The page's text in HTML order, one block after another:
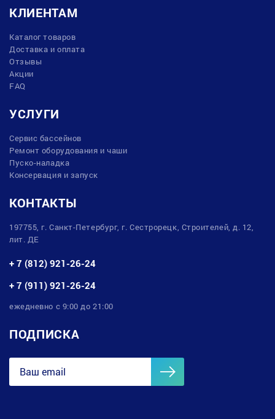
КЛИЕНТАМ
Каталог товаров
Доставка и оплата
Отзывы
Акции
FAQ
УСЛУГИ
Сервис бассейнов
Ремонт оборудования и чаши
Пуско-наладка
Консервация и запуск
КОНТАКТЫ
197755, г. Санкт-Петербург, г. Сестрорецк, Строителей, д. 12,
лит. ДЕ
+ 7 (812) 921-26-24
+ 7 (911) 921-26-24
ежедневно с 9:00 до 21:00
ПОДПИСКА